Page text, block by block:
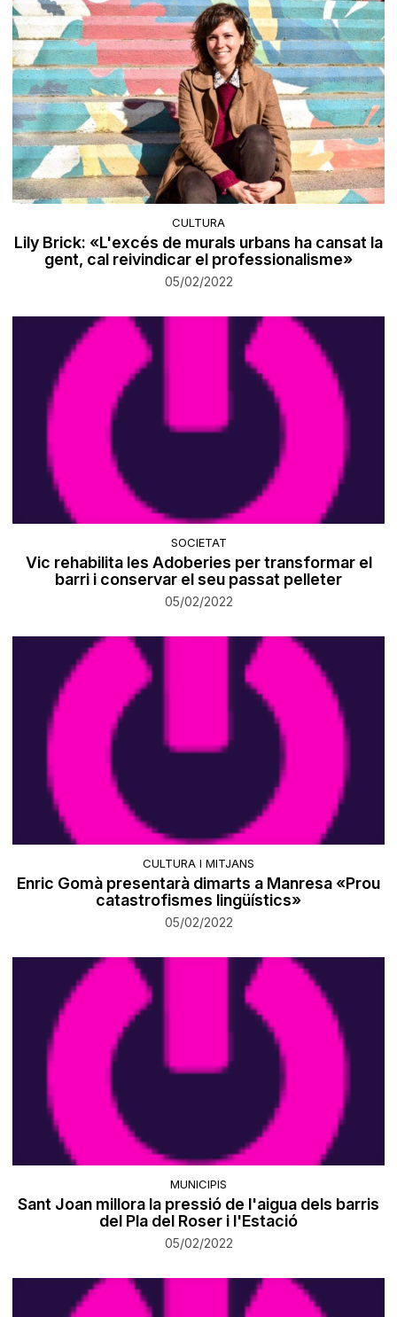
CULTURA
Lily Brick: «L'excés de murals urbans ha cansat la
gent, cal reivindicar el professionalisme»
05/02/2022
SOCIETAT
Vic rehabilita les Adoberies per transformar el
barri i conservar el seu passat pelleter
05/02/2022
CULTURA I MITJANS
Enric Gomà presentarà dimarts a Manresa «Prou
catastrofismes lingüístics»
05/02/2022
MUNICIPIS
Sant Joan millora la pressió de l'aigua dels barris
del Pla del Roser i l'Estació
05/02/2022